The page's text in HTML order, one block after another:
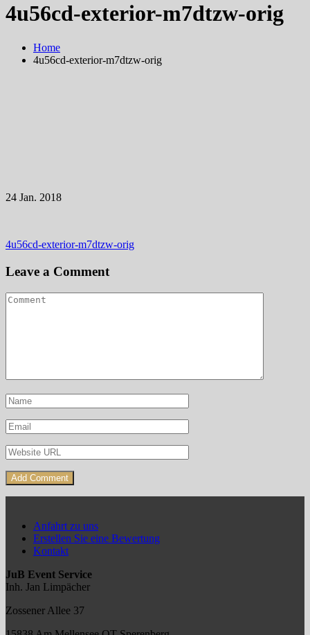
4u56cd-exterior-m7dtzw-orig
Home
4u56cd-exterior-m7dtzw-orig
24 Jan. 2018
Beitragsnavigation
4u56cd-exterior-m7dtzw-orig
Leave a Comment
Anfahrt zu uns
Erstellen Sie eine Bewertung
Kontakt
JuB Event Service
Inh. Jan Limpächer
Zossener Allee 37